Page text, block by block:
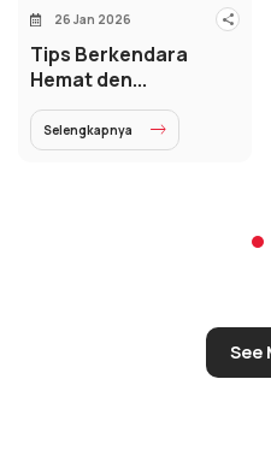
26 Jan 2026
Tips Berkendara
Hemat den...
Selengkapnya
See